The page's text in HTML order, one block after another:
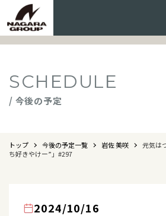
SCHEDULE
/ 今後の予定
トップ 今後の予定一覧 岩佐 美咲
元気は
ち好きやけー”」#297
2024/10/16